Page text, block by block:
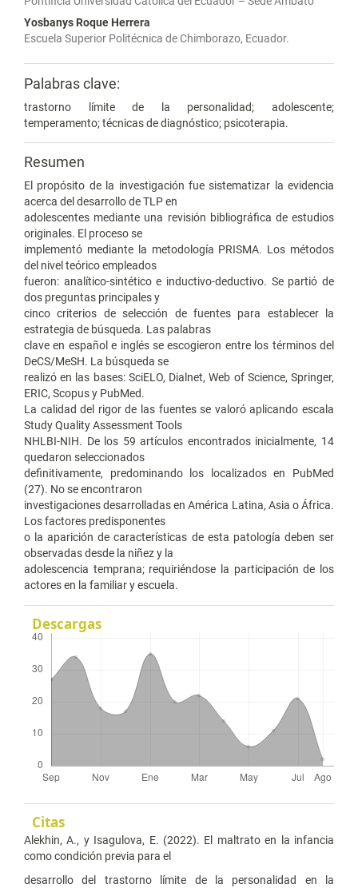
Yosbanys Roque Herrera
Escuela Superior Politécnica de Chimborazo, Ecuador.
Palabras clave:
trastorno límite de la personalidad; adolescente;
temperamento; técnicas de diagnóstico; psicoterapia.
Resumen
El propósito de la investigación fue sistematizar la evidencia
acerca del desarrollo de TLP en
adolescentes mediante una revisión bibliográfica de estudios
originales. El proceso se
implementó mediante la metodología PRISMA. Los métodos
del nivel teórico empleados
fueron: analítico-sintético e inductivo-deductivo. Se partió de
dos preguntas principales y
cinco criterios de selección de fuentes para establecer la
estrategia de búsqueda. Las palabras
clave en español e inglés se escogieron entre los términos del
DeCS/MeSH. La búsqueda se
realizó en las bases: SciELO, Dialnet, Web of Science, Springer,
ERIC, Scopus y PubMed.
La calidad del rigor de las fuentes se valoró aplicando escala
Study Quality Assessment Tools
NHLBI-NIH. De los 59 artículos encontrados inicialmente, 14
quedaron seleccionados
definitivamente, predominando los localizados en PubMed
(27). No se encontraron
investigaciones desarrolladas en América Latina, Asia o África.
Los factores predisponentes
o la aparición de características de esta patología deben ser
observadas desde la niñez y la
adolescencia temprana; requiriéndose la participación de los
actores en la familiar y escuela.
Descargas
Citas
Alekhin, A., y Isagulova, E. (2022). El maltrato en la infancia
como condición previa para el
desarrollo del trastorno límite de la personalidad en la